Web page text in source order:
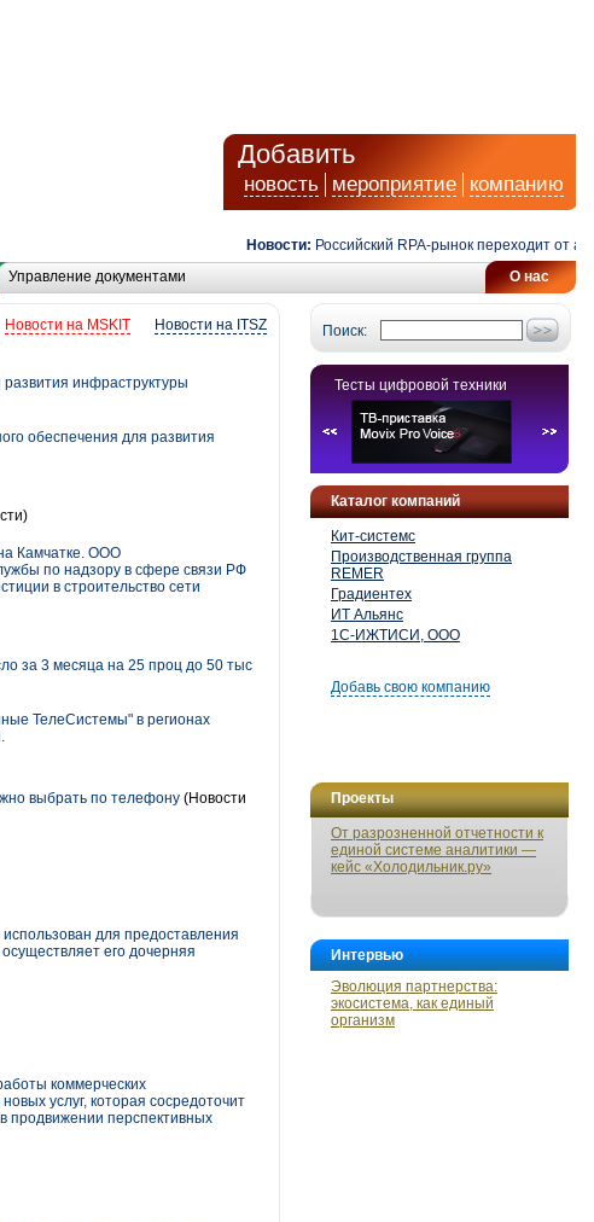
Добавить
новость мероприятие компанию
Новости: Российский RPA-рынок переходит от
О нас
Управление документами
Поиск:
Тесты цифровой техники
Каталог компаний
Кит-системс
Производственная группа
REMER
Градиентех
ИТ Альянс
1С-ИЖТИСИ, ООО
Добавь свою компанию
Проекты
От разрозненной отчетности к
единой системе аналитики —
кейс «Холодильник.ру»
Интервью
Эволюция партнерства:
экосистема, как единый
организм
Новости на ITSZ
Новости на MSKIT
инфраструктуры
обеспечения для развития
Камчатке. ООО
по надзору в сфере связи РФ
в строительство сети
за 3 месяца на 25 проц до 50 тыс
ТелеСистемы" в регионах
выбрать по телефону (Новости
для предоставления
его дочерняя
коммерческих
услуг, которая сосредоточит
продвижении перспективных